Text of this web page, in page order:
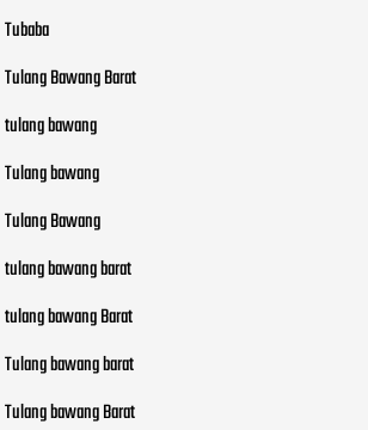
Tubaba
Tulang Bawang Barat
tulang bawang
Tulang bawang
Tulang Bawang
tulang bawang barat
tulang bawang Barat
Tulang bawang barat
Tulang bawang Barat